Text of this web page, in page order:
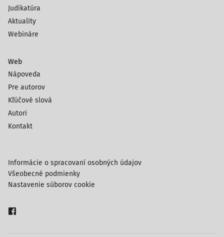
Judikatúra
Aktuality
Webináre
Web
Nápoveda
Pre autorov
Kľúčové slová
Autori
Kontakt
Informácie o spracovaní osobných údajov
Všeobecné podmienky
Nastavenie súborov cookie